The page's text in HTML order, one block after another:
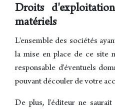
Droits
matériels
L'ensemble des sociétés
la mise en place de ce site
responsable d'éventuels
pouvant découler de votre
De plus, l'éditeur ne